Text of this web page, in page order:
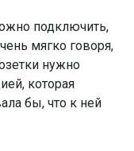
подключить,
мягко говоря,
нужно
которая
бы, что к ней